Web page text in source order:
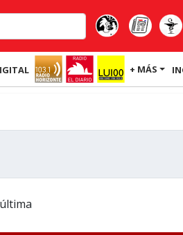
+ MÁS
última